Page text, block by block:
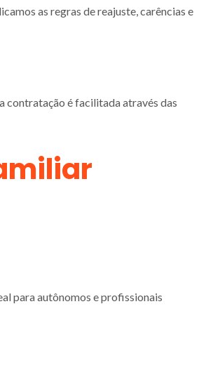
as regras de reajuste, carências e
contratação é facilitada através das
para autônomos e profissionais